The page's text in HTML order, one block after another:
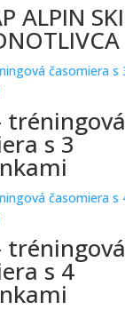
ALPIN SKI
tréningová
s 3
tréningová
s 4